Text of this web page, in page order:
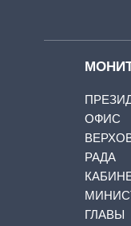
ОФИС
РАДА
ГЛАВЫ